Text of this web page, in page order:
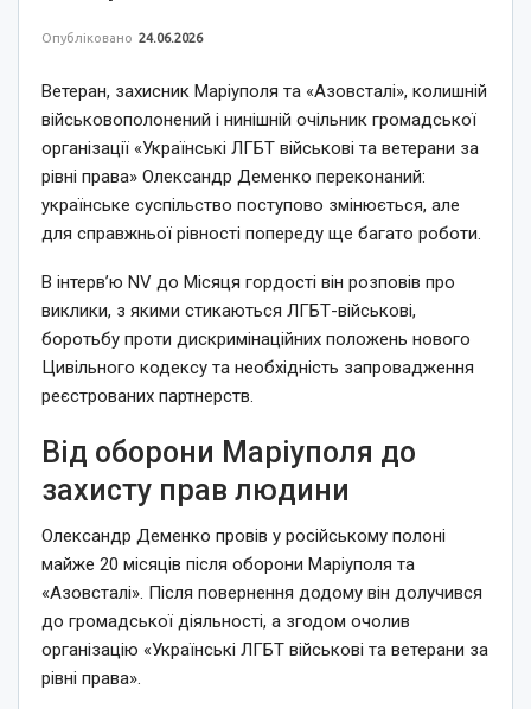
Опубліковано 24.06.2026
Ветеран, захисник Маріуполя та «Азовсталі», колишній
військовополонений і нинішній очільник громадської
організації «Українські ЛГБТ військові та ветерани за
рівні права» Олександр Деменко переконаний:
українське суспільство поступово змінюється, але
для справжньої рівності попереду ще багато роботи.
В інтерв’ю NV до Місяця гордості він розповів про
виклики, з якими стикаються ЛГБТ-військові,
боротьбу проти дискримінаційних положень нового
Цивільного кодексу та необхідність запровадження
реєстрованих партнерств.
Від оборони Маріуполя до
захисту прав людини
Олександр Деменко провів у російському полоні
майже 20 місяців після оборони Маріуполя та
«Азовсталі». Після повернення додому він долучився
до громадської діяльності, а згодом очолив
організацію «Українські ЛГБТ військові та ветерани за
рівні права».